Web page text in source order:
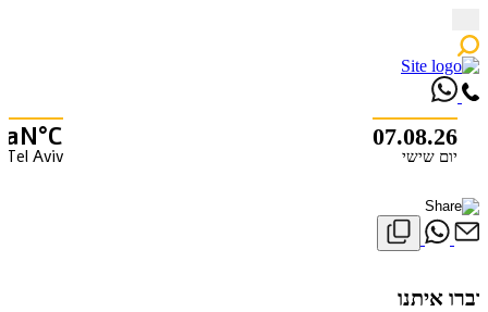
to
content
07.08.26
יום שישי Tel Aviv
דברו איתנו